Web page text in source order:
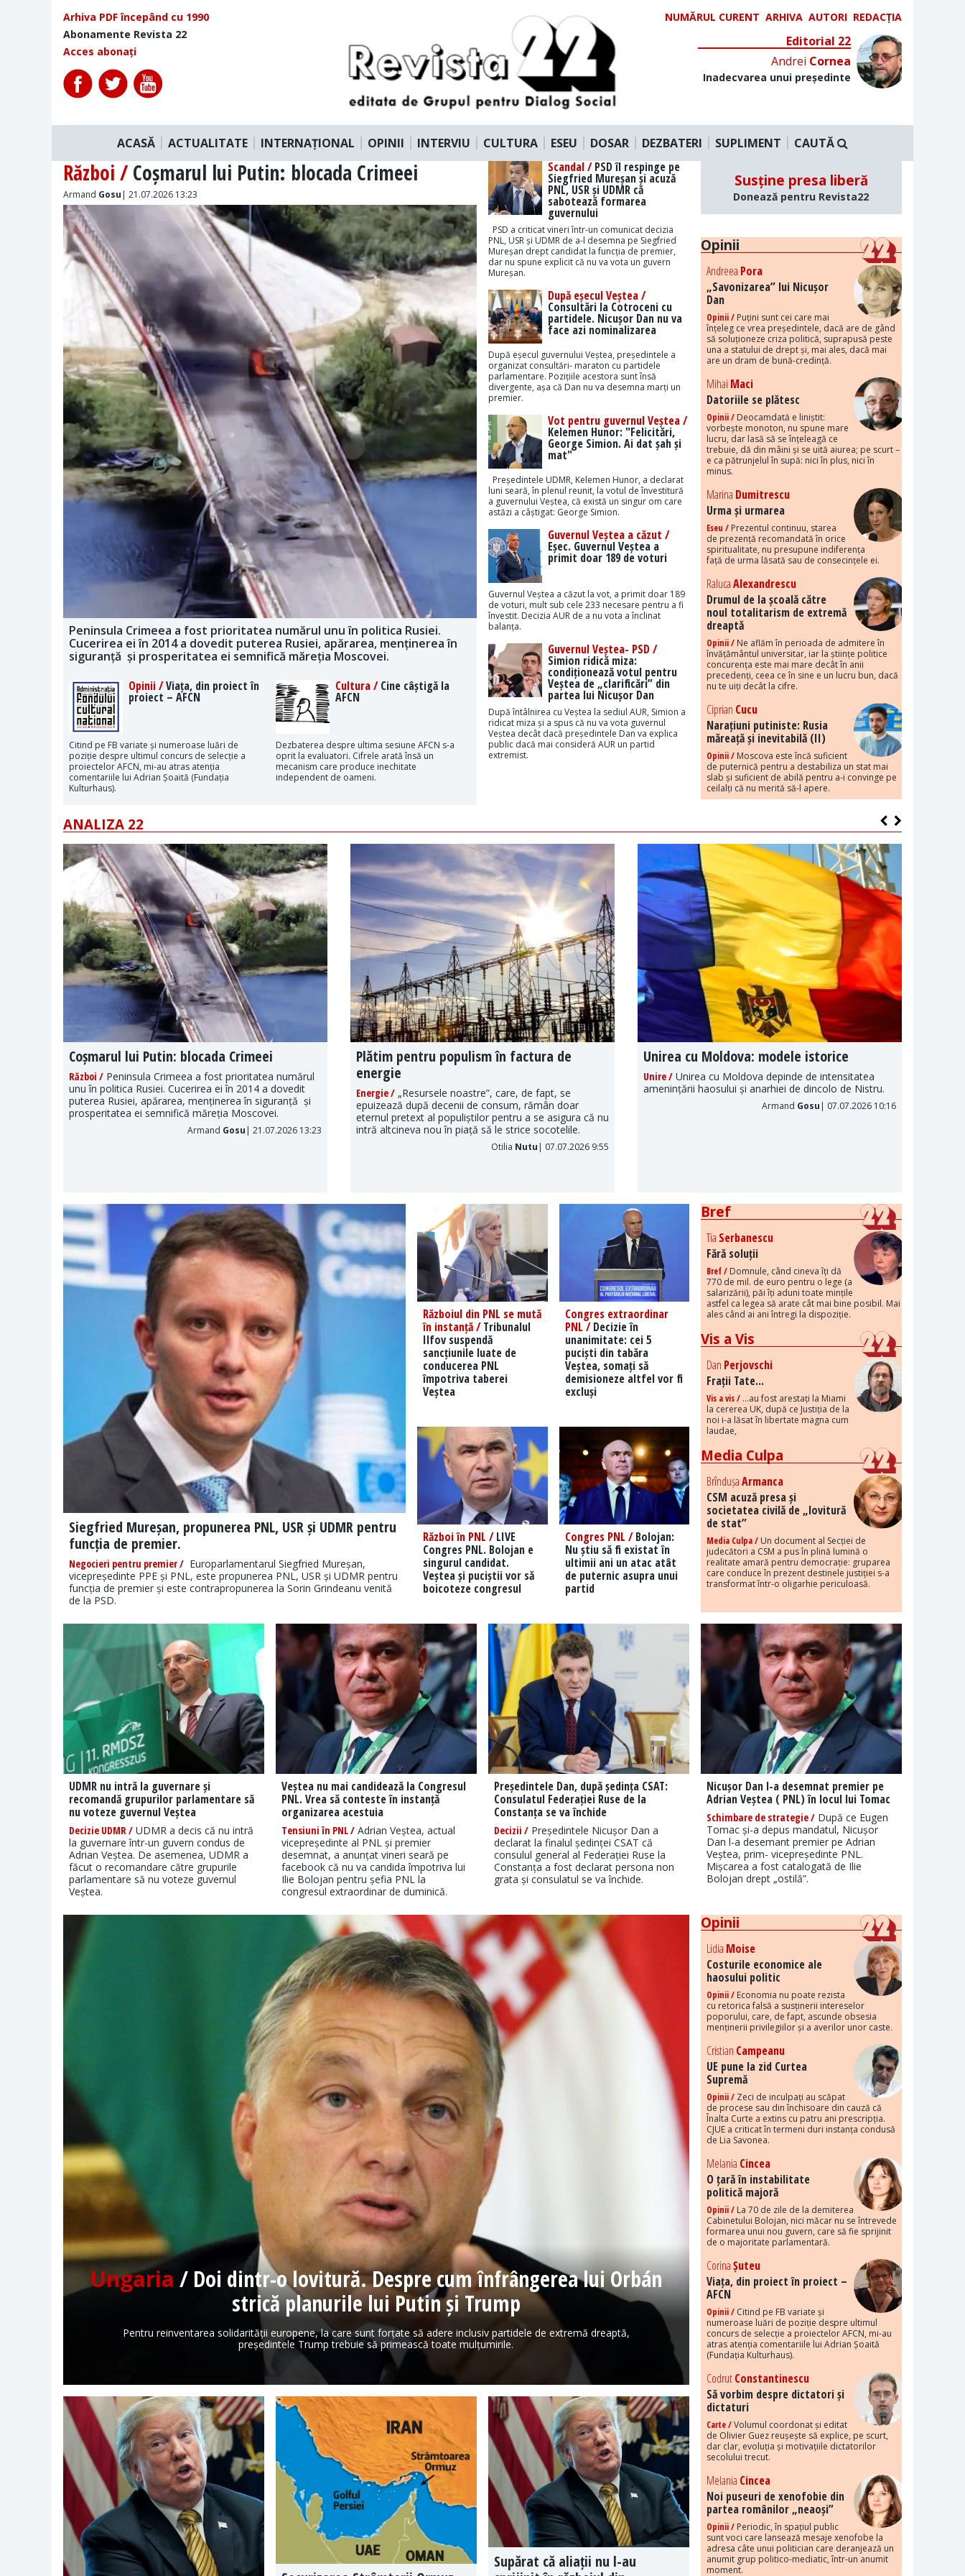
Arhiva PDF începând cu 1990
Abonamente Revista 22
Acces abonați
NUMĂRUL CURENT ARHIVA AUTORI REDACȚIA
Editorial 22
Andrei Cornea
Inadecvarea unui președinte
ACASĂ ACTUALITATE INTERNAȚIONAL OPINII INTERVIU CULTURA ESEU DOSAR DEZBATERI SUPLIMENT CAUTĂ
Război / Coșmarul lui Putin: blocada Crimeei
Armand Gosu | 21.07.2026 13:23
Peninsula Crimeea a fost prioritatea numărul unu în politica Rusiei.
Cucerirea ei în 2014 a dovedit puterea Rusiei, apărarea, menținerea în
siguranță și prosperitatea ei semnifică măreția Moscovei.
Opinii /Viața, din proiect în
proiect – AFCN
Citind pe FB variate și numeroase luări de
poziție despre ultimul concurs de selecție a
proiectelor AFCN, mi-au atras atenția
comentariile lui Adrian Șoaită (Fundația
Kulturhaus).
Cultura /Cine câștigă la
AFCN
Dezbaterea despre ultima sesiune AFCN s-a
oprit la evaluatori. Cifrele arată însă un
mecanism care produce inechitate
independent de oameni.
Scandal /PSD îl respinge pe
Siegfried Mureșan și acuză
PNL, USR și UDMR că
sabotează formarea
guvernului
PSD a criticat vineri într-un comunicat decizia
PNL, USR și UDMR de a-l desemna pe Siegfried
Mureșan drept candidat la funcția de premier,
dar nu spune explicit că nu va vota un guvern
Mureșan.
După eșecul Veștea /
Consultări la Cotroceni cu
partidele. Nicușor Dan nu va
face azi nominalizarea
După eșecul guvernului Veștea, președintele a
organizat consultări- maraton cu partidele
parlamentare. Pozițiile acestora sunt însă
divergente, așa că Dan nu va desemna marți un
premier.
Vot pentru guvernul Veștea /
Kelemen Hunor: "Felicitări,
George Simion. Ai dat șah și
mat"
Președintele UDMR, Kelemen Hunor, a declarat
luni seară, în plenul reunit, la votul de învestitură
a guvernului Veștea, că există un singur om care
astăzi a câștigat: George Simion.
Guvernul Veștea a căzut /
Eșec. Guvernul Veștea a
primit doar 189 de voturi
Guvernul Veștea a căzut la vot, a primit doar 189
de voturi, mult sub cele 233 necesare pentru a fi
învestit. Decizia AUR de a nu vota a înclinat
balanța.
Guvernul Veștea- PSD /
Simion ridică miza:
condiționează votul pentru
Veștea de „clarificări” din
partea lui Nicușor Dan
După întâlnirea cu Veștea la sediul AUR, Simion a
ridicat miza și a spus că nu va vota guvernul
Veștea decât dacă președintele Dan va explica
public dacă mai consideră AUR un partid
extremist.
Susține presa liberă
Donează pentru Revista22
Opinii
Andreea Pora
„Savonizarea” lui Nicușor
Dan
Opinii /Puțini sunt cei care mai
înțeleg ce vrea președintele, dacă are de gând
să soluționeze criza politică, suprapusă peste
una a statului de drept și, mai ales, dacă mai
are un dram de bună-credință.
Mihai Maci
Datoriile se plătesc
Opinii /Deocamdată e liniștit:
vorbește monoton, nu spune mare
lucru, dar lasă să se înțeleagă ce
trebuie, dă din mâini și se uită aiurea; pe scurt –
e ca pătrunjelul în supă: nici în plus, nici în
minus.
Marina Dumitrescu
Urma și urmarea
Eseu /Prezentul continuu, starea
de prezență recomandată în orice
spiritualitate, nu presupune indiferența
față de urma lăsată sau de consecințele ei.
RalucaAlexandrescu
Drumul de la școală către
noul totalitarism de extremă
dreaptă
Opinii /Ne aflăm în perioada de admitere în
învățământul universitar, iar la științe politice
concurența este mai mare decât în anii
precedenți, ceea ce în sine e un lucru bun, dacă
nu te uiți decât la cifre.
Ciprian Cucu
Narațiuni putiniste: Rusia
măreață și inevitabilă (II)
Opinii /Moscova este încă suficient
de puternică pentru a destabiliza un stat mai
slab și suficient de abilă pentru a-i convinge pe
ceilalți că nu merită să-l apere.
ANALIZA 22
Coșmarul lui Putin: blocada Crimeei
Război / Peninsula Crimeea a fost prioritatea numărul
unu în politica Rusiei. Cucerirea ei în 2014 a dovedit
puterea Rusiei, apărarea, menținerea în siguranță și
prosperitatea ei semnifică măreția Moscovei.
Armand Gosu | 21.07.2026 13:23
Plătim pentru populism în factura de
energie
Energie / „Resursele noastre”, care, de fapt, se
epuizează după decenii de consum, rămân doar
eternul pretext al populiștilor pentru a se asigura că nu
intră altcineva nou în piață să le strice socotelile.
Otilia Nutu | 07.07.2026 9:55
Unirea cu Moldova: modele istorice
Unire / Unirea cu Moldova depinde de intensitatea
amenințării haosului și anarhiei de dincolo de Nistru.
Armand Gosu | 07.07.2026 10:16
Siegfried Mureșan, propunerea PNL, USR și UDMR pentru
funcția de premier.
Negocieri pentru premier / Europarlamentarul Siegfried Mureșan,
vicepreședinte PPE și PNL, este propunerea PNL, USR și UDMR pentru
funcția de premier și este contrapropunerea la Sorin Grindeanu venită
de la PSD.
Războiul din PNL se mută
în instanță /Tribunalul
Ilfov suspendă
sancțiunile luate de
conducerea PNL
împotriva taberei
Veștea
Congres extraordinar
PNL /Decizie în
unanimitate: cei 5
puciști din tabăra
Veștea, somați să
demisioneze altfel vor fi
excluși
Război în PNL /LIVE
Congres PNL. Bolojan e
singurul candidat.
Veștea și puciștii vor să
boicoteze congresul
Congres PNL /Bolojan:
Nu știu să fi existat în
ultimii ani un atac atât
de puternic asupra unui
partid
Bref
Tia Serbanescu
Fără soluții
Bref /Domnule, când cineva îți dă
770 de mil. de euro pentru o lege (a
salarizării), păi îți aduni toate mințile
astfel ca legea să arate cât mai bine posibil. Mai
ales când ai ani întregi la dispoziție.
Vis a Vis
Dan Perjovschi
Frații Tate...
Vis a vis /...au fost arestați la Miami
la cererea UK, după ce Justiția de la
noi i-a lăsat în libertate magna cum
laudae,
Media Culpa
BrîndușaArmanca
CSM acuză presa și
societatea civilă de „lovitură
de stat”
Media Culpa /Un document al Secției de
judecători a CSM a pus în plină lumină o
realitate amară pentru democrație: gruparea
care conduce în prezent destinele justiției s-a
transformat într-o oligarhie periculoasă.
UDMR nu intră la guvernare și
recomandă grupurilor parlamentare să
nu voteze guvernul Veștea
Decizie UDMR / UDMR a decis că nu intră
la guvernare într-un guvern condus de
Adrian Veștea. De asemenea, UDMR a
făcut o recomandare către grupurile
parlamentare să nu voteze guvernul
Veștea.
Veștea nu mai candidează la Congresul
PNL. Vrea să conteste în instanță
organizarea acestuia
Tensiuni în PNL /Adrian Veștea, actual
vicepreședinte al PNL și premier
desemnat, a anunțat vineri seară pe
facebook că nu va candida împotriva lui
Ilie Bolojan pentru șefia PNL la
congresul extraordinar de duminică.
Președintele Dan, după ședința CSAT:
Consulatul Federației Ruse de la
Constanța se va închide
Decizii /Președintele Nicușor Dan a
declarat la finalul ședinței CSAT că
consulul general al Federației Ruse la
Constanța a fost declarat persona non
grata și consulatul se va închide.
Nicușor Dan l-a desemnat premier pe
Adrian Veștea ( PNL) în locul lui Tomac
Schimbare de strategie /După ce Eugen
Tomac și-a depus mandatul, Nicușor
Dan l-a desemant premier pe Adrian
Veștea, prim- vicepreședinte PNL.
Mișcarea a fost catalogată de Ilie
Bolojan drept „ostilă”.
Ungaria / Doi dintr-o lovitură. Despre cum înfrângerea lui Orbán
strică planurile lui Putin și Trump
Pentru reinventarea solidarității europene, la care sunt forțate să adere inclusiv partidele de extremă dreaptă,
președintele Trump trebuie să primească toate mulțumirile.
Supărat că aliații nu l-au
Opinii
Lidia Moise
Costurile economice ale
haosului politic
Opinii /Economia nu poate rezista
cu retorica falsă a susținerii intereselor
poporului, care, de fapt, ascunde obsesia
menținerii privilegiilor și a averilor unor caste.
Cristian Campeanu
UE pune la zid Curtea
Supremă
Opinii /Zeci de inculpați au scăpat
de procese sau din închisoare din cauză că
Înalta Curte a extins cu patru ani prescripția.
CJUE a criticat în termeni duri instanța condusă
de Lia Savonea.
Melania Cincea
O țară în instabilitate
politică majoră
Opinii /La 70 de zile de la demiterea
Cabinetului Bolojan, nici măcar nu se întrevede
formarea unui nou guvern, care să fie sprijinit
de o majoritate parlamentară.
CorinaȘuteu
Viața, din proiect în proiect –
AFCN
Opinii /Citind pe FB variate și
numeroase luări de poziție despre ultimul
concurs de selecție a proiectelor AFCN, mi-au
atras atenția comentariile lui Adrian Șoaită
(Fundația Kulturhaus).
CodrutConstantinescu
Să vorbim despre dictatori și
dictaturi
Carte /Volumul coordonat și editat
de Olivier Guez reușește să explice, pe scurt,
dar clar, evoluția și motivațiile dictatorilor
secolului trecut.
Melania Cincea
Noi puseuri de xenofobie din
partea românilor „neaoși”
Opinii /Periodic, în spațiul public
sunt voci care lansează mesaje xenofobe la
adresa câte unui politician care deranjează un
anumit grup politico-mediatic, într-un anumit
moment.